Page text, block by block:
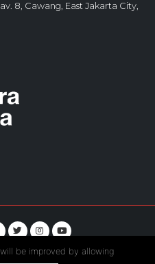
8, Cawang, East Jakarta City,
All Rights Reserved.
be improved by allowing